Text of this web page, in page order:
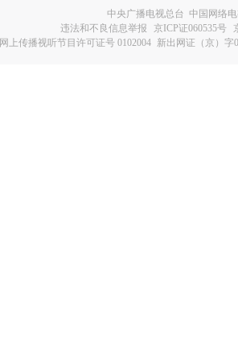
中央广播电视总台 中国网络
违法和不良信息举报
京ICP证060535号
网上传播视听节目许可证号 0102004 新出网证（京）